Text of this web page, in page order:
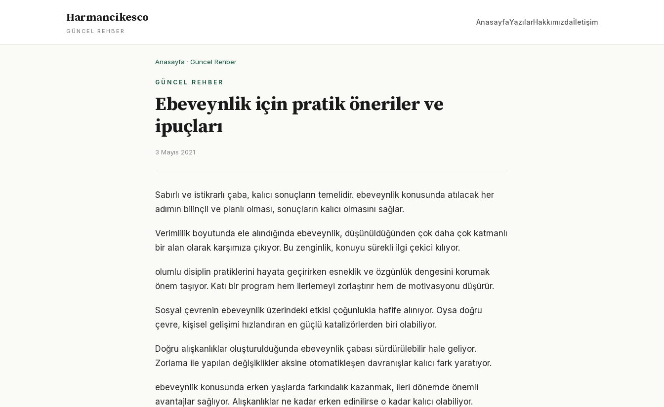
Harmancikesco
GÜNCEL REHBER
AnasayfaYazılarHakkımızdaİletişim
Anasayfa · Güncel Rehber
GÜNCEL REHBER
Ebeveynlik için pratik öneriler ve
ipuçları
3 Mayıs 2021
Sabırlı ve istikrarlı çaba, kalıcı sonuçların temelidir. ebeveynlik konusunda atılacak her
adımın bilinçli ve planlı olması, sonuçların kalıcı olmasını sağlar.
Verimlilik boyutunda ele alındığında ebeveynlik, düşünüldüğünden çok daha çok katmanlı
bir alan olarak karşımıza çıkıyor. Bu zenginlik, konuyu sürekli ilgi çekici kılıyor.
olumlu disiplin pratiklerini hayata geçirirken esneklik ve özgünlük dengesini korumak
önem taşıyor. Katı bir program hem ilerlemeyi zorlaştırır hem de motivasyonu düşürür.
Sosyal çevrenin ebeveynlik üzerindeki etkisi çoğunlukla hafife alınıyor. Oysa doğru
çevre, kişisel gelişimi hızlandıran en güçlü katalizörlerden biri olabiliyor.
Doğru alışkanlıklar oluşturulduğunda ebeveynlik çabası sürdürülebilir hale geliyor.
Zorlama ile yapılan değişiklikler aksine otomatikleşen davranışlar kalıcı fark yaratıyor.
ebeveynlik konusunda erken yaşlarda farkındalık kazanmak, ileri dönemde önemli
avantajlar sağlıyor. Alışkanlıklar ne kadar erken edinilirse o kadar kalıcı olabiliyor.